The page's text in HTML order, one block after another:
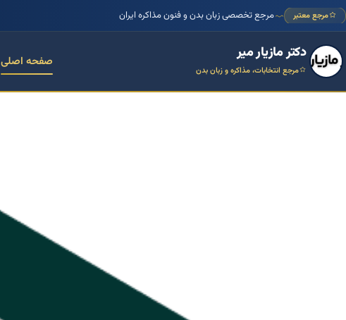
مرجع معتبر مرجع تخصصی زبان بدن و فنون مذاکره ایران
دکتر مازیار میر
مرجع انتخابات، مذاکره و زبان بدن
صفحه اصلی